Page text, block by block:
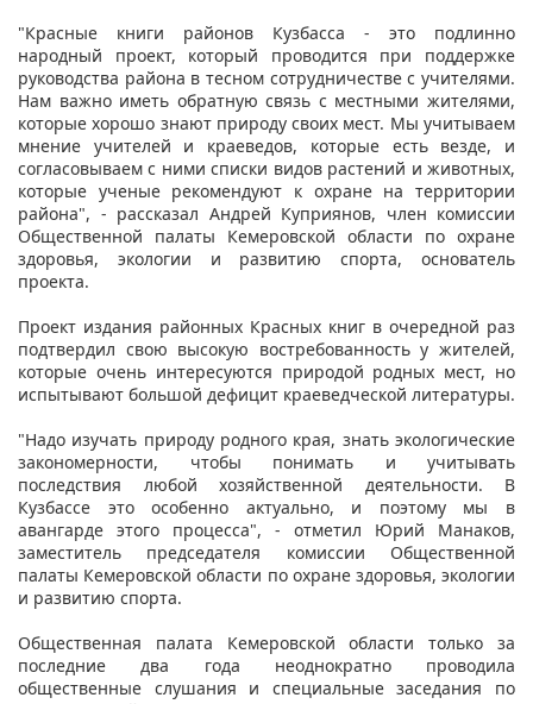
"Красные книги районов Кузбасса - это подлинно
народный проект, который проводится при поддержке
руководства района в тесном сотрудничестве с учителями.
Нам важно иметь обратную связь с местными жителями,
которые хорошо знают природу своих мест. Мы учитываем
мнение учителей и краеведов, которые есть везде, и
согласовываем с ними списки видов растений и животных,
которые ученые рекомендуют к охране на территории
района", - рассказал Андрей Куприянов, член комиссии
Общественной палаты Кемеровской области по охране
здоровья, экологии и развитию спорта, основатель
проекта.
Проект издания районных Красных книг в очередной раз
подтвердил свою высокую востребованность у жителей,
которые очень интересуются природой родных мест, но
испытывают большой дефицит краеведческой литературы.
"Надо изучать природу родного края, знать экологические
закономерности, чтобы понимать и учитывать
последствия любой хозяйственной деятельности. В
Кузбассе это особенно актуально, и поэтому мы в
авангарде этого процесса", - отметил Юрий Манаков,
заместитель председателя комиссии Общественной
палаты Кемеровской области по охране здоровья, экологии
и развитию спорта.
Общественная палата Кемеровской области только за
последние два года неоднократно проводила
общественные слушания и специальные заседания по